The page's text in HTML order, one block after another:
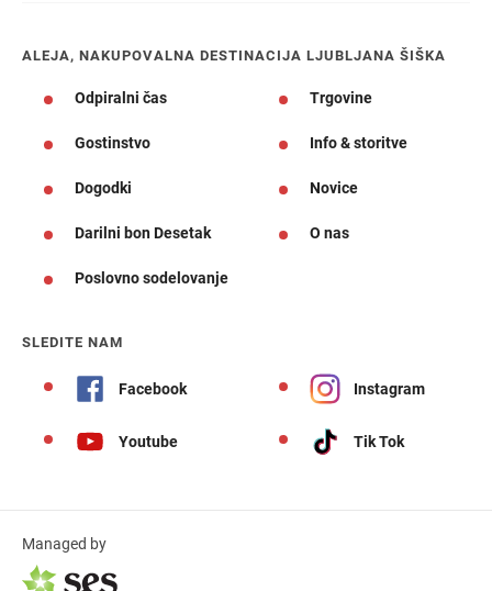
ALEJA, NAKUPOVALNA DESTINACIJA LJUBLJANA ŠIŠKA
Odpiralni čas Trgovine
Gostinstvo Info & storitve
Dogodki Novice
Darilni bon Desetak O nas
Poslovno sodelovanje
SLEDITE NAM
Facebook Instagram
Youtube Tik Tok
Managed by